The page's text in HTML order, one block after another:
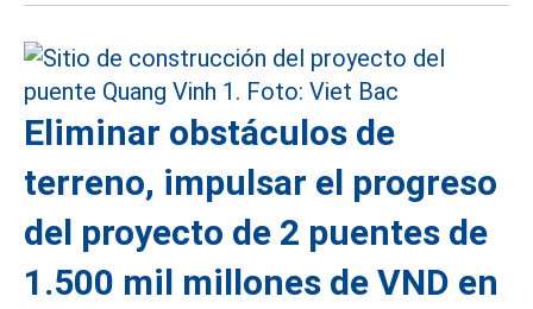
Eliminar obstáculos de
terreno, impulsar el progreso
del proyecto de 2 puentes de
1.500 mil millones de VND en